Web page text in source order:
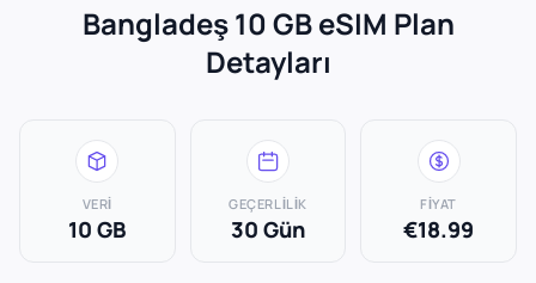
Bangladeş 10 GB eSIM Plan
Detayları
VERI
10 GB
GEÇERLILIK
30 Gün
FIYAT
€18.99